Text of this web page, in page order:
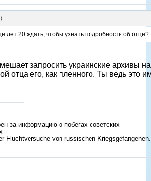
)
лет 20 ждать, чтобы узнать подробности об отце?
запросить украинские архивы
отца его, как пленного. Ты ведь это
за информацию о побегах советских
Fluchtversuche von russischen Kriegsgefangenen.